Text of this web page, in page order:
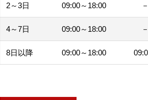
2～3日 09:00～18:00 －
4～7日 09:00～18:00 －
8日以降 09:00～18:00